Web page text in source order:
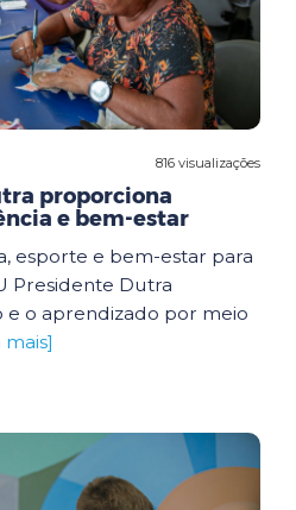
816 visualizações
proporciona
e bem-estar
esporte e bem-estar para
Presidente Dutra
e o aprendizado por meio
mais]